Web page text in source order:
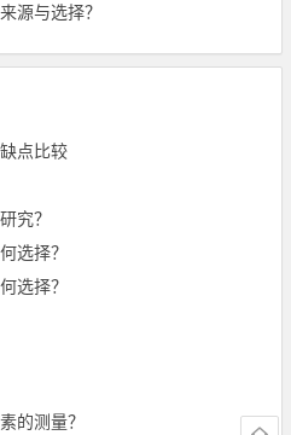
源与选择？
点比较
究？
选择？
选择？
的测量？